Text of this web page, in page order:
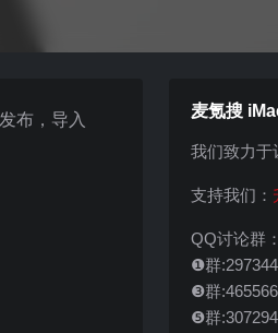
布，导入
麦氪搜
我们致力于
支持我们：
QQ讨论群
❶群
❸群
❺群